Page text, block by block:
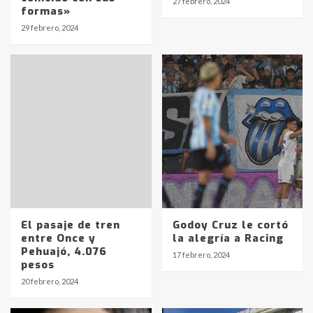
formas»
29 febrero, 2024
El pasaje de tren
entre Once y
Pehuajó, 4.076
pesos
20 febrero, 2024
Godoy Cruz le cortó
la alegría a Racing
17 febrero, 2024